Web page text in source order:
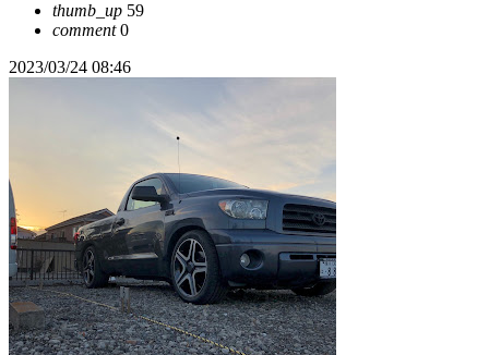
thumb_up 59
comment0
2023/03/24 08:46